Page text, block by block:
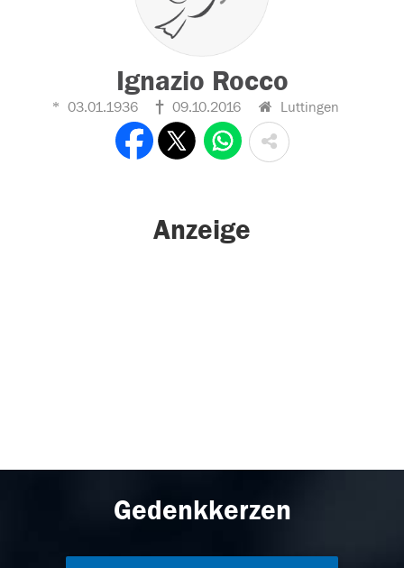
Ignazio Rocco
03.01.1936 09.10.2016 Luttingen
Anzeige
Gedenkkerzen